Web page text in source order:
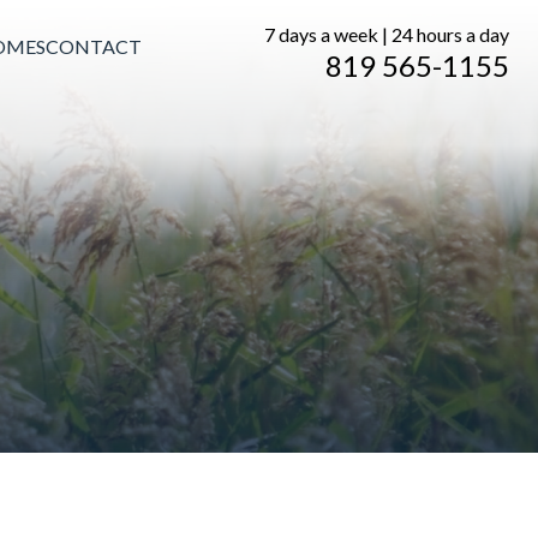
CONTACT
7 days a week | 24 hours a day
819 565-1155